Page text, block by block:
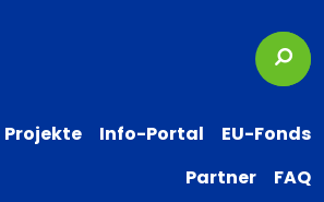
Projekte Info-Portal
EU-Fonds
Partner
FAQ